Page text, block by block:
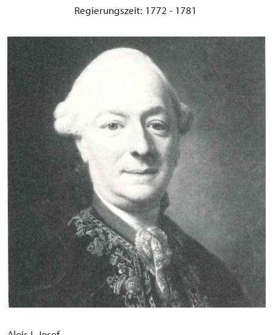
Regierungszeit: 1772 - 1781